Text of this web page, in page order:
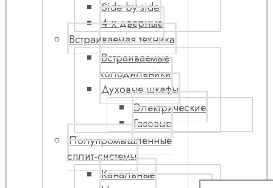
Side by side
4-х дверные
Встраиваемая техника
Встраиваемые
холодильники
Духовые шкафы
Электрические
Газовые
Полупромышленные
сплит-системы
Канальные